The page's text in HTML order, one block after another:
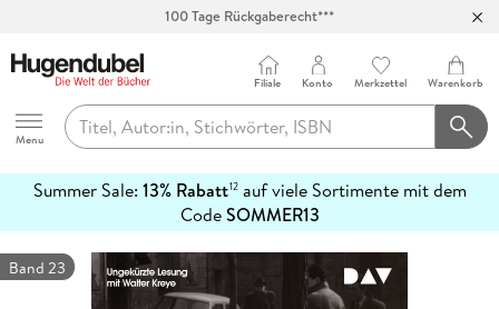
100 Tage Rückgaberecht***
Hugendubel
Menu
Filiale Konto Merkzettel Warenkorb
Summer Sale: 13% Rabatt12auf viele Sortimente mit dem
CodeSOMMER13
erfahren
Band 23